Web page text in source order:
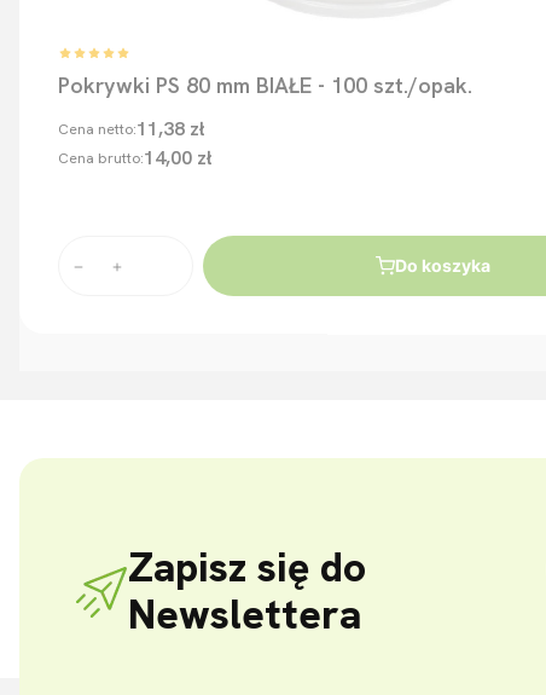
Pokrywki PS 80 mm BIAŁE - 100 szt./opak.
Cena netto:11,38 zł
Cena brutto:14,00 zł
Do koszyka
Zapisz się do
Newslettera